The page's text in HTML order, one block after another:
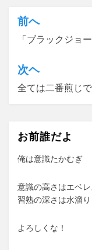
投
稿
ナ
ビ
シ
ョ
ン
前へ
「ブラックジョ
次ヘ
全ては二番煎じ
お前誰だよ
俺は意識たかむぎ
意識の高さはエベレ
習熟の深さは水溜り
よろしくな！